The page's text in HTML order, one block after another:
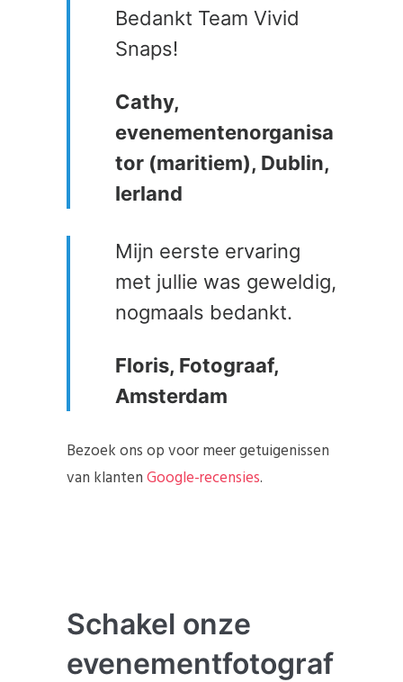
Bedankt Team Vivid
Snaps!
Cathy,
evenementenorganisa
tor (maritiem), Dublin,
Ierland
Mijn eerste ervaring
met jullie was geweldig,
nogmaals bedankt.
Floris, Fotograaf,
Amsterdam
Bezoek ons ​​op voor meer getuigenissen
van klantenGoogle-recensies.
Schakel onze
evenementfotograf